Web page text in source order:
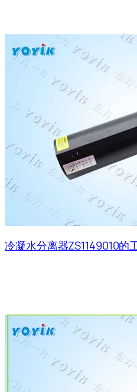
冷凝水分离器ZS1149010的